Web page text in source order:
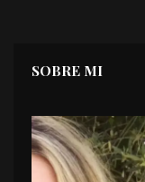
SOBRE MI